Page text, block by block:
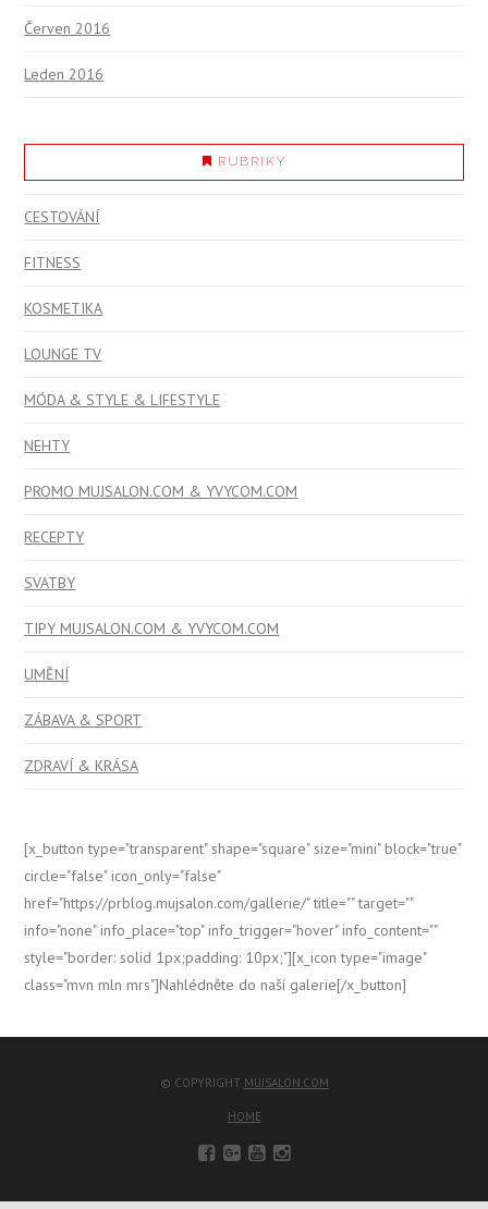
Červen 2016
Leden 2016
RUBRIKY
CESTOVÁNÍ
FITNESS
KOSMETIKA
LOUNGE TV
MÓDA & STYLE & LIFESTYLE
NEHTY
PROMO MUJSALON.COM & YVYCOM.COM
RECEPTY
SVATBY
TIPY MUJSALON.COM & YVYCOM.COM
UMĚNÍ
ZÁBAVA & SPORT
ZDRAVÍ & KRÁSA
[x_button type="transparent" shape="square" size="mini" block="true"
circle="false" icon_only="false"
href="https://prblog.mujsalon.com/gallerie/" title="" target=""
info="none" info_place="top" info_trigger="hover" info_content=""
style="border: solid 1px;padding: 10px;"][x_icon type="image"
class="mvn mln mrs"]Nahlédněte do naší galerie[/x_button]
© COPYRIGHT MUJSALON.COM
HOME